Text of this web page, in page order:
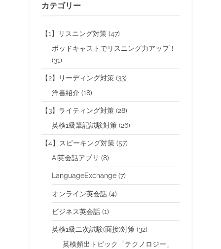
カテゴリー
【1】リスニング対策 (47)
ポッドキャストでリスニング力アップ！
(31)
【2】リーディング対策 (33)
洋書紹介 (18)
【3】ライティング対策 (28)
英検1級筆記試験対策 (26)
【4】スピーキング対策 (57)
AI英会話アプリ (8)
LanguageExchange (7)
オンライン英会話 (4)
ビジネス英会話 (1)
英検1級二次試験(面接)対策 (32)
英検頻出トピック「テクノロジー」